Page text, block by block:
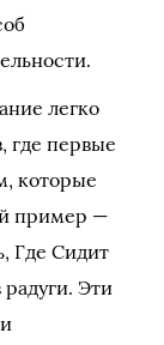
легко
где первые
которые
пример —
Где Сидит
Эти